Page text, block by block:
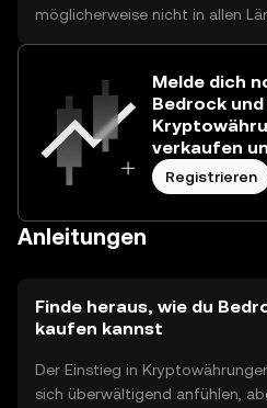
möglicherweise nicht in allen
Melde dich
Bedrock
verkaufen
Registrieren
Anleitungen
Finde heraus, wie du
kaufen kannst
Der Einstieg in
sich überwältigend anfühlen,